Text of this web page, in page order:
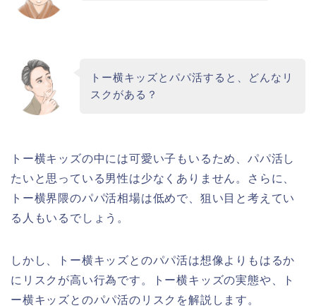
トー横キッズとパパ活すると、どんなリ
スクがある？
トー横キッズの中には可愛い子もいるため、パパ活し
たいと思っている男性は少なくありません。さらに、
トー横界隈のパパ活相場は低めで、狙い目と考えてい
る人もいるでしょう。
しかし、トー横キッズとのパパ活は想像よりもはるか
にリスクが高い行為です。トー横キッズの実態や、ト
ー横キッズとのパパ活のリスクを解説します。